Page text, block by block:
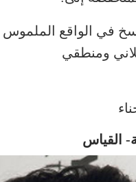
في الواقع الملموس
ومنطقي
القياس